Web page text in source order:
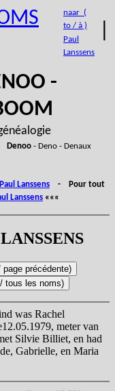
naar (
to / à )
Paul
Lanssens
-
Denoo- Deno - Denaux
Lanssens - Pour tout
Lanssens «««
was Rachel
meter van
Silvie Billiet, en had
Gabrielle, en Maria